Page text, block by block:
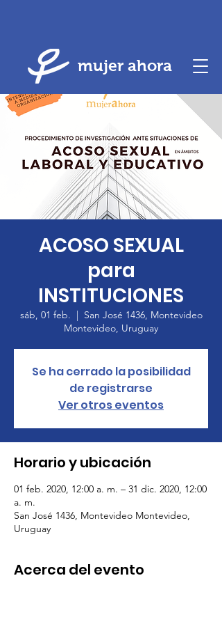
mujer ahora
ACOSO SEXUAL
para
INSTITUCIONES
sáb, 01 feb.
  |
San José 1436, Montevideo
Montevideo, Uruguay
Se ha cerrado la posibilidad
de registrarse
Ver otros eventos
Horario y ubicación
01 feb. 2020, 12:00 a. m. – 31 dic. 2020, 12:00
a. m.
San José 1436, Montevideo Montevideo,
Uruguay
Acerca del evento